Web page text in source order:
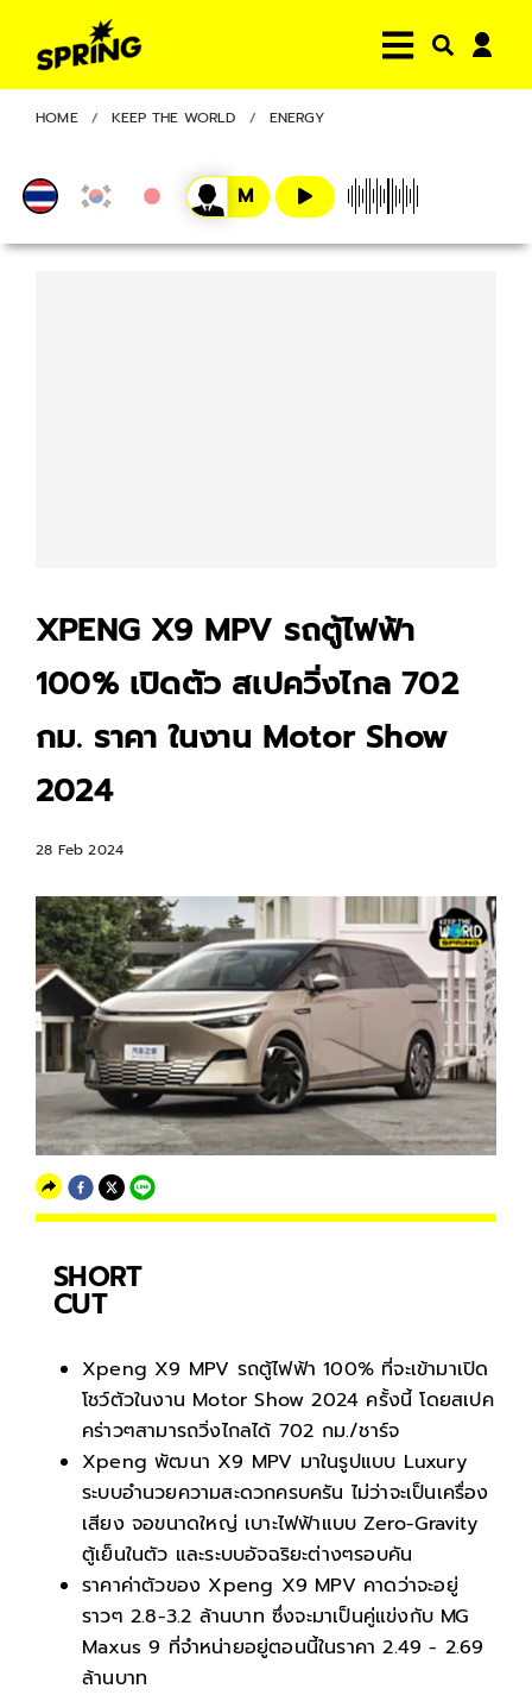
HOME KEEP THE WORLD ENERGY
XPENG X9 MPV รถตู้ไฟฟ้า
100% เปิดตัว สเปควิ่งไกล 702
กม. ราคา ในงาน Motor Show
2024
28 Feb 2024
SHORT
CUT
Xpeng X9 MPV รถตู้ไฟฟ้า 100% ที่จะเข้ามาเปิด
โชว์ตัวในงาน Motor Show 2024 ครั้งนี้ โดยสเปค
คร่าวๆสามารถวิ่งไกลได้ 702 กม./ชาร์จ
Xpeng พัฒนา X9 MPV มาในรูปแบบ Luxury
ระบบอำนวยความสะดวกครบครัน ไม่ว่าจะเป็นเครื่อง
เสียง จอขนาดใหญ่ เบาะไฟฟ้าแบบ Zero-Gravity
ตู้เย็นในตัว และระบบอัจฉริยะต่างๆรอบคัน
ราคาค่าตัวของ Xpeng X9 MPV คาดว่าจะอยู่
ราวๆ 2.8-3.2 ล้านบาท ซึ่งจะมาเป็นคู่แข่งกับ MG
Maxus 9 ที่จำหน่ายอยู่ตอนนี้ในราคา 2.49 - 2.69
ล้านบาท